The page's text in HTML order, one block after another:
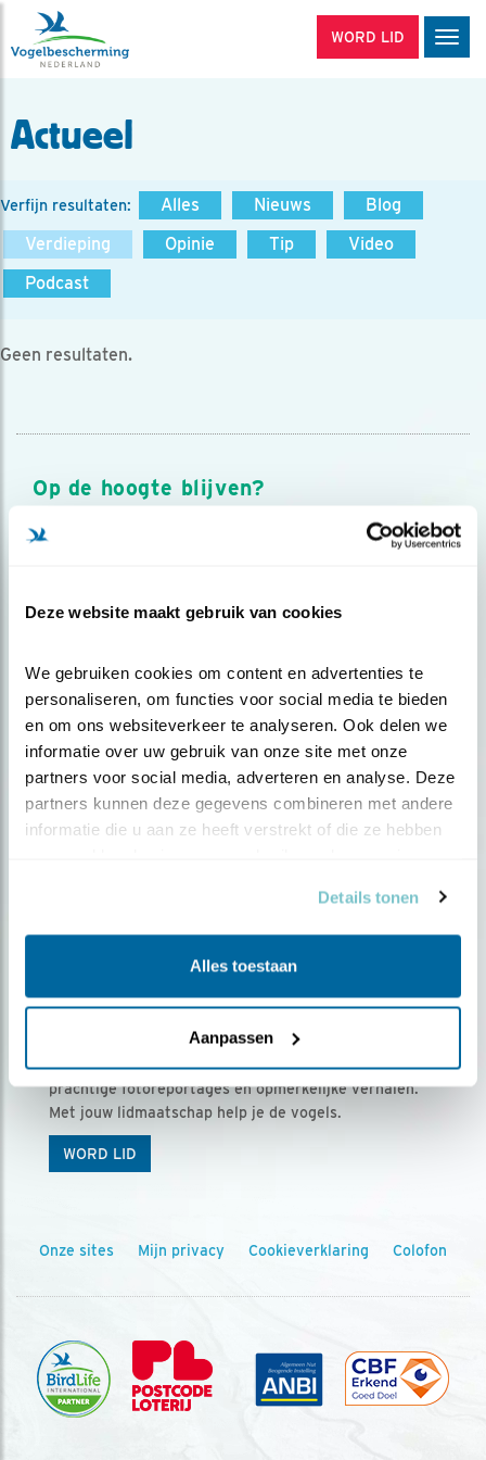
Deze website maakt gebruik van cookies
We gebruiken cookies om content en advertenties te
personaliseren, om functies voor social media te bieden
en om ons websiteverkeer te analyseren. Ook delen we
informatie over uw gebruik van onze site met onze
partners voor social media, adverteren en analyse. Deze
partners kunnen deze gegevens combineren met andere
informatie die u aan ze heeft verstrekt of die ze hebben
Details tonen
Alles toestaan
Aanpassen
WORD LID
Actueel
Verfijn resultaten: Alles Nieuws
Blog
Verdieping
Opinie Tip
Video
Podcast
Geen resultaten.
Op de hoogte blijven?
Meld je aan en ontvang nieuws, inspiratie, acties en tips
over vogels en activiteiten van Vogelbescherming.
Ontvang 5 x Vogels voor € 36,00 per jaar
Vogels is het tijdschrift voor onze leden, met
prachtige fotoreportages en opmerkelijke verhalen.
Met jouw lidmaatschap help je de vogels.
WORD LID
Onze sites Mijn privacy Cookieverklaring Colofon